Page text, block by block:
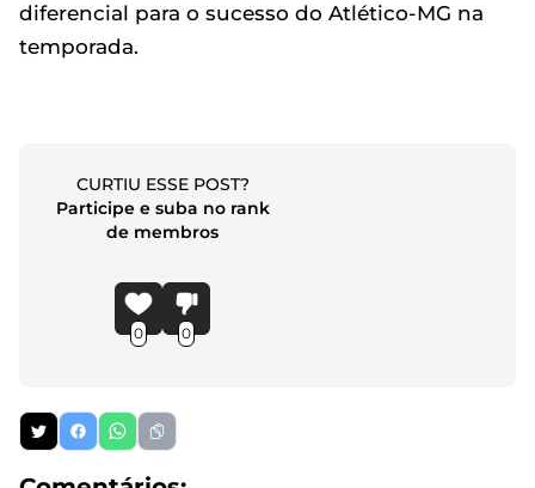
diferencial para o sucesso do Atlético-MG na
temporada.
CURTIU ESSE POST?
Participe e suba no rank
de membros
0 0